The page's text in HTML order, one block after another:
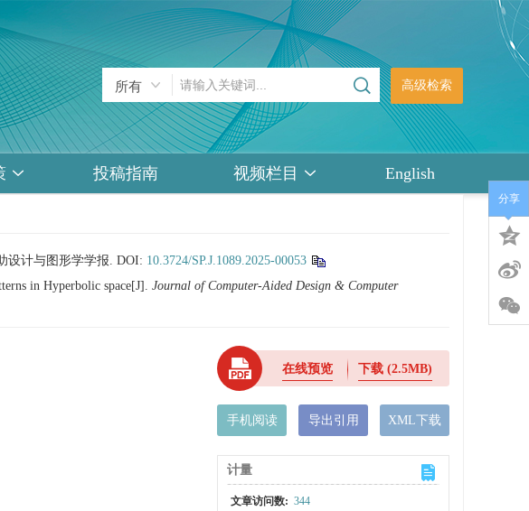
高级检索
投稿指南 视频栏目 English
设计与图形学学报. DOI: 10.3724/SP.J.1089.2025-00053
in Hyperbolic space[J]. Journal of Computer-Aided Design & Computer
在线预览 下载(2.5MB)
手机阅读 导出引用 XML下载
计量
文章访问数: 344
分享